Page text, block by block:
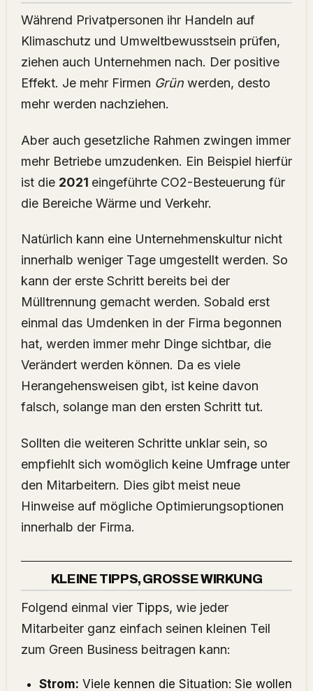
Während Privatpersonen ihr Handeln auf
Klimaschutz und Umweltbewusstsein prüfen,
ziehen auch Unternehmen nach. Der positive
Effekt. Je mehr Firmen Grünwerden, desto
mehr werden nachziehen.
Aber auch gesetzliche Rahmen zwingen immer
mehr Betriebe umzudenken. Ein Beispiel hierfür
ist die 2021 eingeführte CO2-Besteuerung für
die Bereiche Wärme und Verkehr.
Natürlich kann eine Unternehmenskultur nicht
innerhalb weniger Tage umgestellt werden. So
kann der erste Schritt bereits bei der
Mülltrennung gemacht werden. Sobald erst
einmal das Umdenken in der Firma begonnen
hat, werden immer mehr Dinge sichtbar, die
Verändert werden können. Da es viele
Herangehensweisen gibt, ist keine davon
falsch, solange man den ersten Schritt tut.
Sollten die weiteren Schritte unklar sein, so
empfiehlt sich womöglich keine Umfrageunter
den Mitarbeitern. Dies gibt meist neue
Hinweise auf mögliche Optimierungsoptionen
innerhalb der Firma.
KLEINE TIPPS, GROSSE WIRKUNG
Folgend einmal vier Tipps, wie jeder
Mitarbeiter ganz einfach seinen kleinen Teil
zum Green Business beitragen kann:
Strom: Viele kennen die Situation: Sie wollen